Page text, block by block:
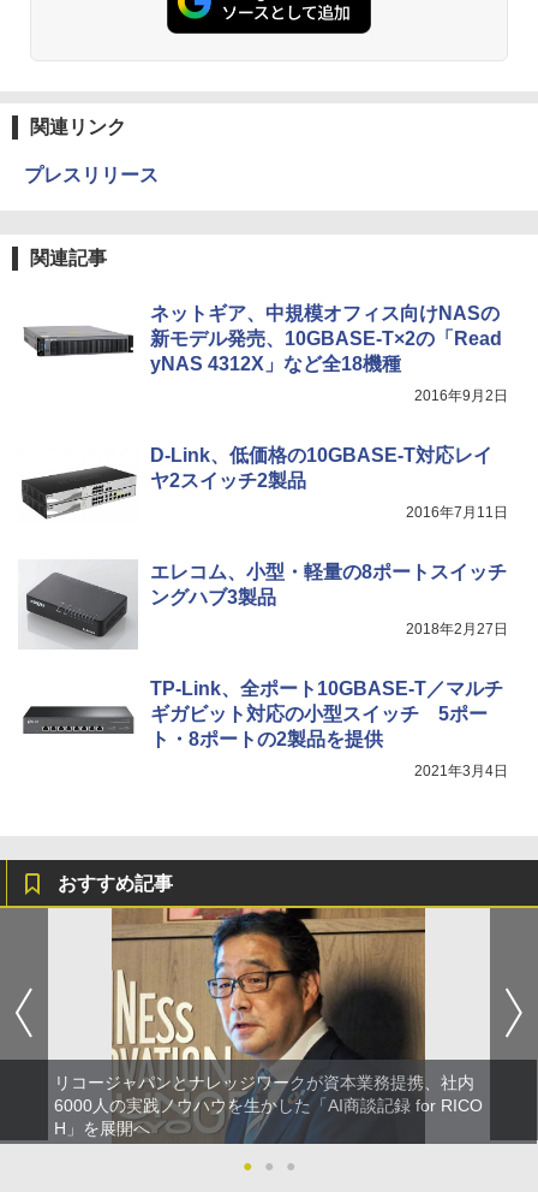
関連リンク
プレスリリース
関連記事
ネットギア、中規模オフィス向けNASの
新モデル発売、10GBASE-T×2の「Read
yNAS 4312X」など全18機種
2016年9月2日
D-Link、低価格の10GBASE-T対応レイ
ヤ2スイッチ2製品
2016年7月11日
エレコム、小型・軽量の8ポートスイッチ
ングハブ3製品
2018年2月27日
TP-Link、全ポート10GBASE-T／マルチ
ギガビット対応の小型スイッチ 5ポー
ト・8ポートの2製品を提供
2021年3月4日
おすすめ記事
リコージャパンとナレッジワークが資本業務提携、社内
6000人の実践ノウハウを生かした「AI商談記録 for RICO
H」を展開へ
●
● ●